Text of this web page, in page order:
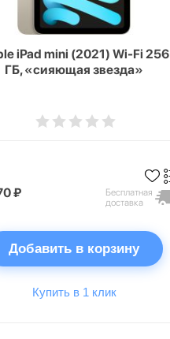
iPad mini (2021) Wi-Fi 256
ГБ, «сияющая звезда»
₽
Бесплатная
доставка
Добавить в корзину
Купить в 1 клик